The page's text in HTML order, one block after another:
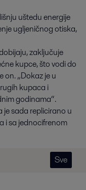
uštedu energije
ugljeničnog otiska,
zaključuje
kupce, što vodi do
on. „Dokaz je u
kupaca i
godinama“.
je sada replicirano u
i sa jednocifrenom
Sve